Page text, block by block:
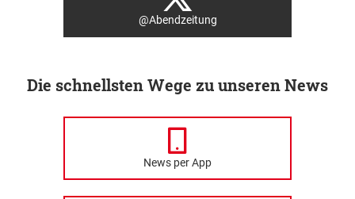
@Abendzeitung
Die schnellsten Wege zu unseren News
News per App